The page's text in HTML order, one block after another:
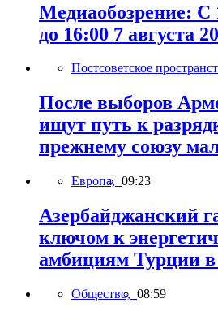
Медиаобозрение: С
до 16:00 7 августа
Постсоветское
После выборов
ищут путь к
прежнему союзу
Европа, 09:23
Азербайджанский
ключом к
амбициям Турции
Общество, 08:59